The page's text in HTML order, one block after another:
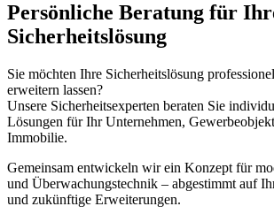
Persönliche Beratung für
Sicherheitslösung
Sie möchten Ihre Sicherheitslösung
erweitern lassen?
Unsere Sicherheitsexperten beraten Sie
Lösungen für Ihr Unternehmen,
Immobilie.
Gemeinsam entwickeln wir ein Konzept für
und Überwachungstechnik – abgestimmt auf
und zukünftige Erweiterungen.